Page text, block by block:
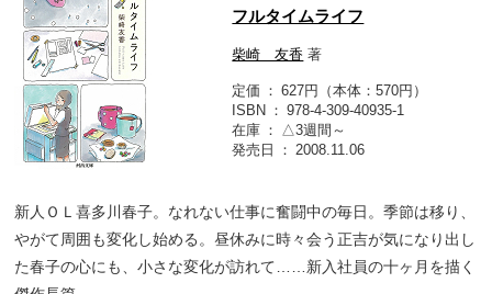
フルタイムライフ
柴崎 友香 著
定価
627円（本体：570円）
ISBN
978-4-309-40935-1
在庫
△3週間～
発売日
2008.11.06
新人ＯＬ喜多川春子。なれない仕事に奮闘中の毎日。季節は移り、
やがて周囲も変化し始める。昼休みに時々会う正吉が気になり出し
た春子の心にも、小さな変化が訪れて……新入社員の十ヶ月を描く